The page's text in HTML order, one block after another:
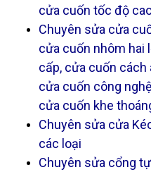
cửa cuốn tốc độ
Chuyên sửa cửa
cửa cuốn nhôm hai
cấp, cửa cuốn cách
cửa cuốn công
cửa cuốn khe
Chuyên sửa cửa
các loại
Chuyên sửa cổng